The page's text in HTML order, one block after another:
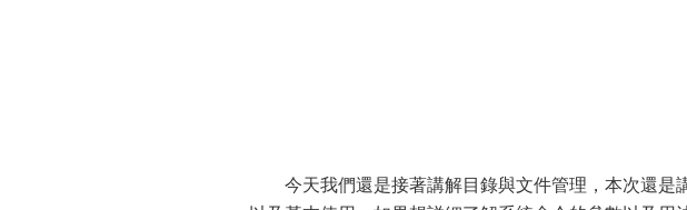
今天我們還是接著講解目錄與文件管理，本次還是